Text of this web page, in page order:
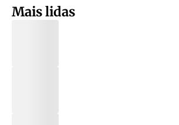
Mais lidas